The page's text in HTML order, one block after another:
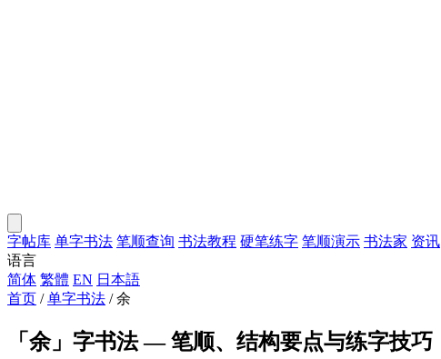
字帖库 单字书法 笔顺查询 书法教程 硬笔练字 笔顺演示 书法家 资讯
语言
简体 繁體 EN 日本語
首页 / 单字书法 / 余
「余」字书法 — 笔顺、结构要点与练字技巧